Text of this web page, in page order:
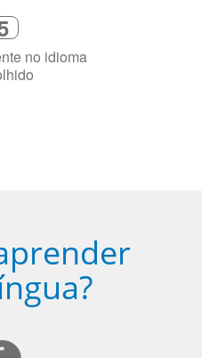
no idioma